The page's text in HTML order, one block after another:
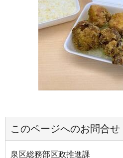
このページへのお問合せ
泉区総務部区政推進課